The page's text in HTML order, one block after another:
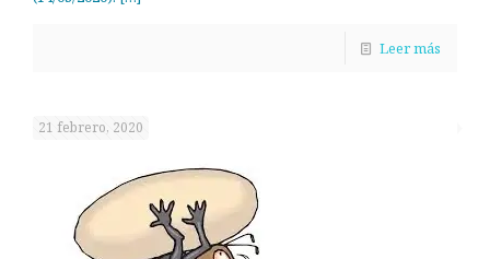
Leer más
21 febrero, 2020